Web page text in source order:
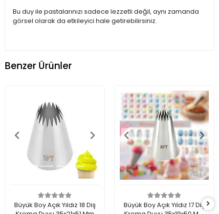
Bu duy ile pastalarınızı sadece lezzetli değil, aynı zamanda
görsel olarak da etkileyici hale getirebilirsiniz.
Benzer Ürünler
Büyük Boy Açık Yıldız 18 Diş
Büyük Boy Açık Yıldız 17 Diş